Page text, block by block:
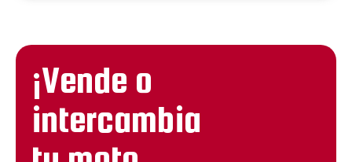
¡Vende o
intercambia